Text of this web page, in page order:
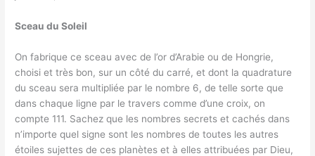
Sceau du Soleil
On fabrique ce sceau avec de l’or d’Arabie ou de Hongrie,
choisi et très bon, sur un côté du carré, et dont la quadrature
du sceau sera multipliée par le nombre 6, de telle sorte que
dans chaque ligne par le travers comme d’une croix, on
compte 111. Sachez que les nombres secrets et cachés dans
n’importe quel signe sont les nombres de toutes les autres
étoiles sujettes de ces planètes et à elles attribuées par Dieu,